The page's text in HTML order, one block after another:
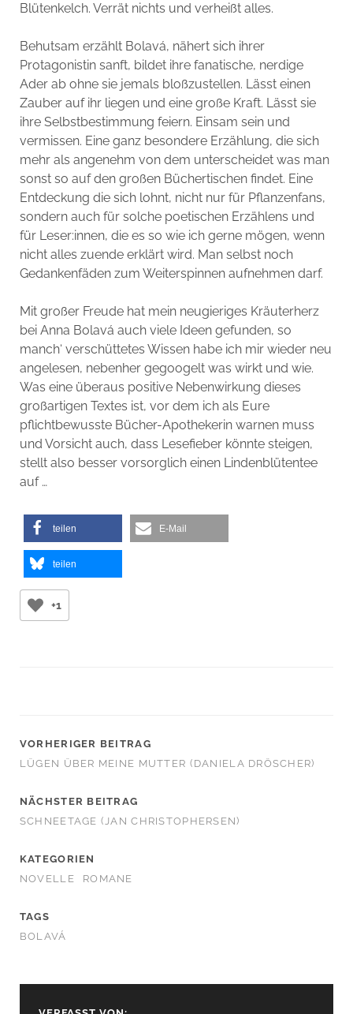
Blütenkelch. Verrät nichts und verheißt alles.
Behutsam erzählt Bolavá, nähert sich ihrer
Protagonistin sanft, bildet ihre fanatische, nerdige
Ader ab ohne sie jemals bloßzustellen. Lässt einen
Zauber auf ihr liegen und eine große Kraft. Lässt sie
ihre Selbstbestimmung feiern. Einsam sein und
vermissen. Eine ganz besondere Erzählung, die sich
mehr als angenehm von dem unterscheidet was man
sonst so auf den großen Büchertischen findet. Eine
Entdeckung die sich lohnt, nicht nur für Pflanzenfans,
sondern auch für solche poetischen Erzählens und
für Leser:innen, die es so wie ich gerne mögen, wenn
nicht alles zuende erklärt wird. Man selbst noch
Gedankenfäden zum Weiterspinnen aufnehmen darf.
Mit großer Freude hat mein neugieriges Kräuterherz
bei Anna Bolavá auch viele Ideen gefunden, so
manch‘ verschüttetes Wissen habe ich mir wieder neu
angelesen, nebenher gegoogelt was wirkt und wie.
Was eine überaus positive Nebenwirkung dieses
großartigen Textes ist, vor dem ich als Eure
pflichtbewusste Bücher-Apothekerin warnen muss
und Vorsicht auch, dass Lesefieber könnte steigen,
stellt also besser vorsorglich einen Lindenblütentee
auf …
teilen E-Mail
teilen
+1
VORHERIGER BEITRAG
LÜGEN ÜBER MEINE MUTTER (DANIELA DRÖSCHER)
NÄCHSTER BEITRAG
SCHNEETAGE (JAN CHRISTOPHERSEN)
KATEGORIEN
NOVELLE
ROMANE
TAGS
BOLAVÁ